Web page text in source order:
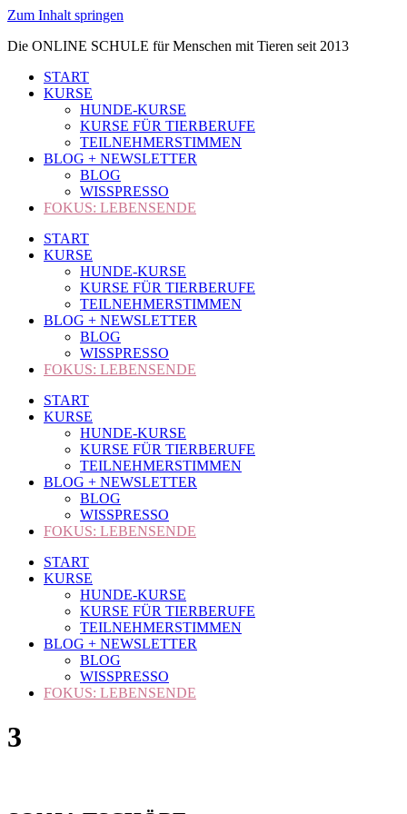
Zum Inhalt springen
Die ONLINE SCHULE für Menschen mit Tieren seit 2013
START
KURSE
HUNDE-KURSE
KURSE FÜR TIERBERUFE
TEILNEHMERSTIMMEN
BLOG + NEWSLETTER
BLOG
WISSPRESSO
FOKUS: LEBENSENDE
START
KURSE
HUNDE-KURSE
KURSE FÜR TIERBERUFE
TEILNEHMERSTIMMEN
BLOG + NEWSLETTER
BLOG
WISSPRESSO
FOKUS: LEBENSENDE
START
KURSE
HUNDE-KURSE
KURSE FÜR TIERBERUFE
TEILNEHMERSTIMMEN
BLOG + NEWSLETTER
BLOG
WISSPRESSO
FOKUS: LEBENSENDE
START
KURSE
HUNDE-KURSE
KURSE FÜR TIERBERUFE
TEILNEHMERSTIMMEN
BLOG + NEWSLETTER
BLOG
WISSPRESSO
FOKUS: LEBENSENDE
3